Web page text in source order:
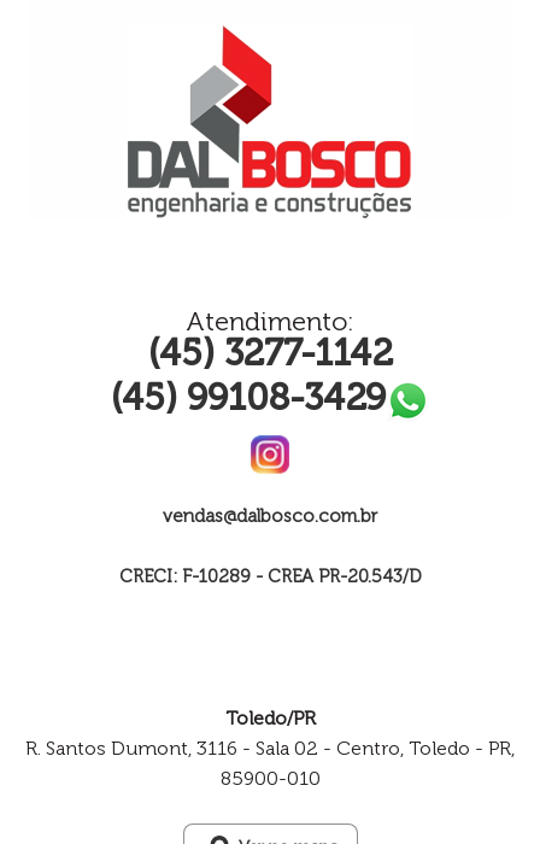
Atendimento:
(45) 3277-1142
(45) 99108-3429
vendas@dalbosco.com.br
CRECI: F-10289 - CREA PR-20.543/D
Toledo/PR
R. Santos Dumont, 3116 - Sala 02 - Centro, Toledo - PR,
85900-010